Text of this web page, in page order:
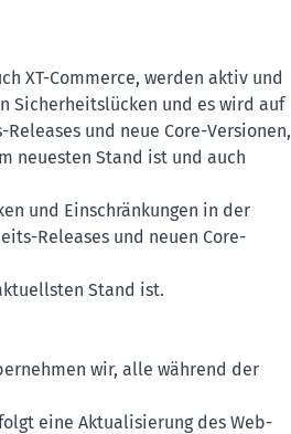
XT-Commerce, werden aktiv und
Sicherheitslücken und es wird auf
und neue Core-Versionen,
neuesten Stand ist und auch
und Einschränkungen in der
Releases und neuen Core-
Stand ist.
wir, alle während der
eine Aktualisierung des Web-